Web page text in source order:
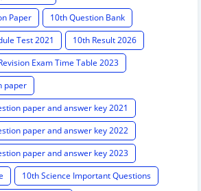
Paper
10th Question Bank
Test 2021
10th Result 2026
Exam Time Table 2023
paper
paper and answer key 2021
paper and answer key 2022
paper and answer key 2023
10th Science Important Questions